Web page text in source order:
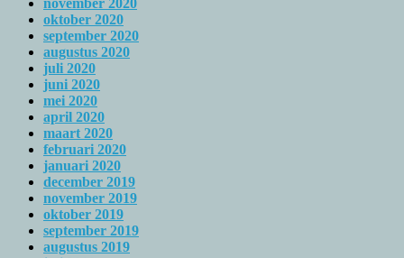
oktober 2020
september 2020
augustus 2020
juli 2020
juni 2020
mei 2020
april 2020
maart 2020
februari 2020
januari 2020
december 2019
november 2019
oktober 2019
september 2019
augustus 2019